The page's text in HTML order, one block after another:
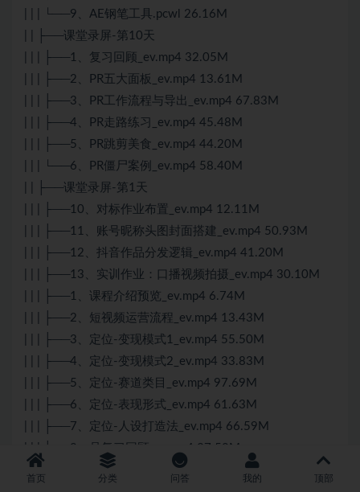
| | | └──9、AE钢笔工具.pcwl 26.16M
| | ├──课堂录屏-第10天
| | | ├──1、复习回顾_ev.mp4 32.05M
| | | ├──2、PR五大面板_ev.mp4 13.61M
| | | ├──3、PR工作流程与导出_ev.mp4 67.83M
| | | ├──4、PR走路练习_ev.mp4 45.48M
| | | ├──5、PR跳剪美食_ev.mp4 44.20M
| | | └──6、PR僵尸案例_ev.mp4 58.40M
| | ├──课堂录屏-第1天
| | | ├──10、对标作业布置_ev.mp4 12.11M
| | | ├──11、账号昵称头图封面搭建_ev.mp4 50.93M
| | | ├──12、抖音作品分发逻辑_ev.mp4 41.20M
| | | ├──13、实训作业：口播视频拍摄_ev.mp4 30.10M
| | | ├──1、课程介绍预览_ev.mp4 6.74M
| | | ├──2、短视频运营流程_ev.mp4 13.43M
| | | ├──3、定位-变现模式1_ev.mp4 55.50M
| | | ├──4、定位-变现模式2_ev.mp4 33.83M
| | | ├──5、定位-赛道类目_ev.mp4 97.69M
| | | ├──6、定位-表现形式_ev.mp4 61.63M
| | | ├──7、定位-人设打造法_ev.mp4 66.59M
| | | ├──8、品复习回顾_ev.mp4 37.58M
| | | └──9、定位-对标账号分析_ev.mp4 39.60M
首页 分类 问答 我的 顶部